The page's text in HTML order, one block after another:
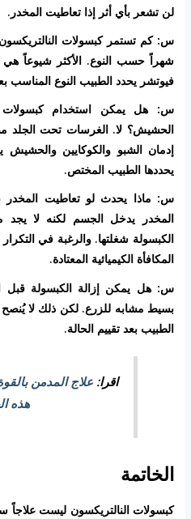
لن تشعر بأي أثر إذا تعاطيت المخدر.
س: كم تستمر كبسولات
فيوتشر يحدد الطبيب النوع المناسب
س: هل يمكن استخدام كبسولات
الحشيش؟ لا. الغرسات تحت الجلد
إدمان الشبو والكوكايين والحشيش
يحددها الطبيب المختص.
س: ماذا يحدث لو تعاطيت المخدر
المخدر يدخل الجسم لكنه لا يجد
الكبسولة شغلتها. والرغبة في التكرار
المكافأة الكيميائية المعتادة.
س: هل يمكن إزالة الكبسولة قبل
بسيط مشابه للزرع. لكن ذلك لا يُنصح
الطبيب بعد تقييم الحالة.
اقرا:علاج المدمن
هذه
الخاتمة
كبسولات النالتريكسون ليست علاجاً